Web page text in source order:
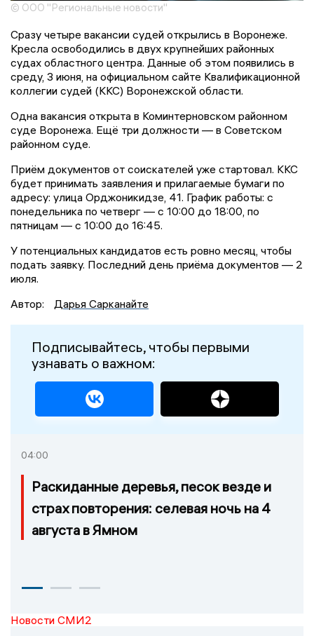
© ООО "Региональные новости"
Сразу четыре вакансии судей открылись в Воронеже.
Кресла освободились в двух крупнейших районных
судах областного центра. Данные об этом появились в
среду, 3 июня, на официальном сайте Квалификационной
коллегии судей (ККС) Воронежской области.
Одна вакансия открыта в Коминтерновском районном
суде Воронежа. Ещё три должности — в Советском
районном суде.
Приём документов от соискателей уже стартовал. ККС
будет принимать заявления и прилагаемые бумаги по
адресу: улица Орджоникидзе, 41. График работы: с
понедельника по четверг — с 10:00 до 18:00, по
пятницам — с 10:00 до 16:45.
У потенциальных кандидатов есть ровно месяц, чтобы
подать заявку. Последний день приёма документов — 2
июля.
Автор:
Дарья Сарканайте
Подписывайтесь, чтобы первыми
узнавать о важном:
04:00
Раскиданные деревья, песок везде и
страх повторения: селевая ночь на 4
августа в Ямном
Новости СМИ2